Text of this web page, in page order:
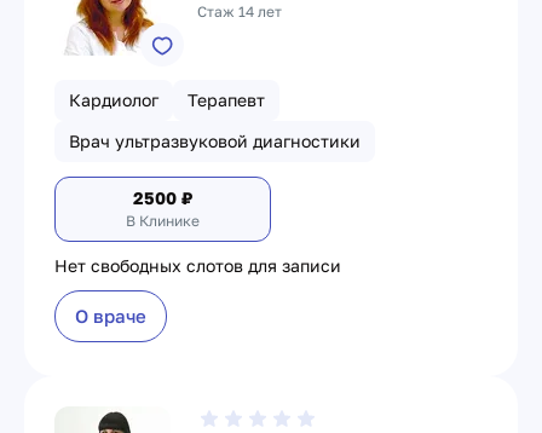
Стаж 14 лет
Кардиолог
Терапевт
Врач ультразвуковой диагностики
2500 ₽
В Клинике
Нет свободных слотов для записи
О враче